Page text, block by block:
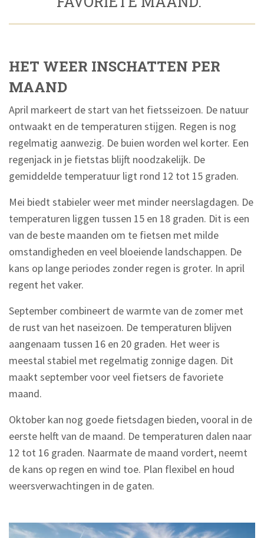
HET WEER INSCHATTEN PER
MAAND
April markeert de start van het fietsseizoen. De natuur
ontwaakt en de temperaturen stijgen. Regen is nog
regelmatig aanwezig. De buien worden wel korter. Een
regenjack in je fietstas blijft noodzakelijk. De
gemiddelde temperatuur ligt rond 12 tot 15 graden.
Mei biedt stabieler weer met minder neerslagdagen. De
temperaturen liggen tussen 15 en 18 graden. Dit is een
van de beste maanden om te fietsen met milde
omstandigheden en veel bloeiende landschappen. De
kans op lange periodes zonder regen is groter. In april
regent het vaker.
September combineert de warmte van de zomer met
de rust van het naseizoen. De temperaturen blijven
aangenaam tussen 16 en 20 graden. Het weer is
meestal stabiel met regelmatig zonnige dagen. Dit
maakt september voor veel fietsers de favoriete
maand.
Oktober kan nog goede fietsdagen bieden, vooral in de
eerste helft van de maand. De temperaturen dalen naar
12 tot 16 graden. Naarmate de maand vordert, neemt
de kans op regen en wind toe. Plan flexibel en houd
weersverwachtingen in de gaten.